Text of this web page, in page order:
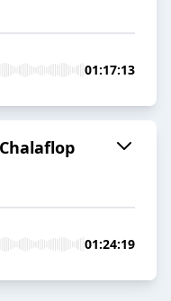
01:17:13
01:24:19